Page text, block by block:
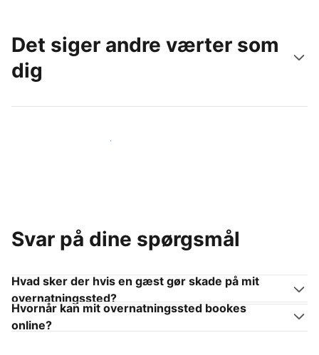
Det siger andre værter som
dig
Slut dig til andre værter som dig
Svar på dine spørgsmål
Hvad sker der hvis en gæst gør skade på mit
overnatningssted?
Hvornår kan mit overnatningssted bookes
online?